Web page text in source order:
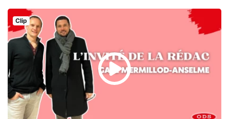
Clip